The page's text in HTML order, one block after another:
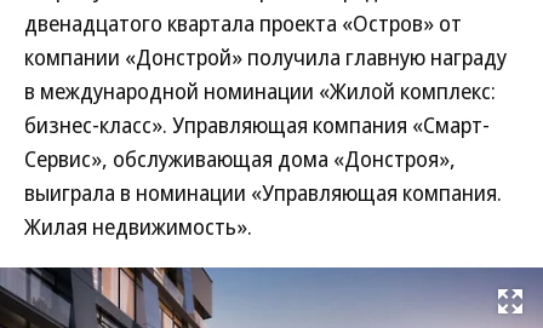
двенадцатого квартала проекта «Остров» от
компании «Донстрой» получила главную награду
в международной номинации «Жилой комплекс:
бизнес-класс». Управляющая компания «Смарт-
Сервис», обслуживающая дома «Донстроя»,
выиграла в номинации «Управляющая компания.
Жилая недвижимость».
Развернуть